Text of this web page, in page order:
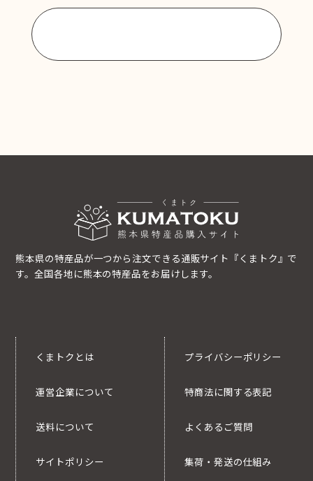
熊本県の特産品が一つから注文できる通販サイト『くまトク』で
す。全国各地に熊本の特産品をお届けします。
くまトクとは
運営企業について
送料について
サイトポリシー
プライバシーポリシー
特商法に関する表記
よくあるご質問
集荷・発送の仕組み